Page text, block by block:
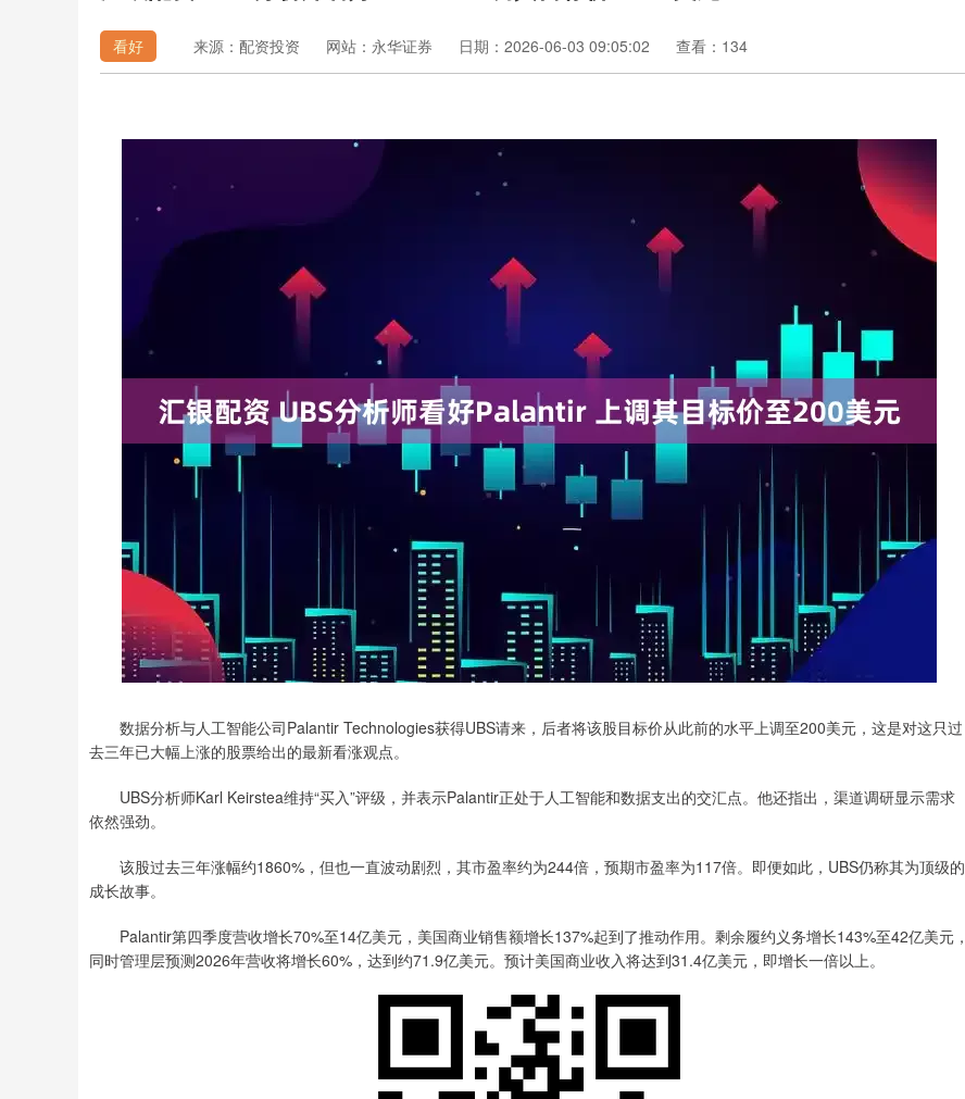
看好 来源：配资投资 网站：永华证券 日期：2026-06-03 09:05:02 查看：134
数据分析与人工智能公司Palantir Technologies获得UBS请来，后者将该股目标价从此前的水平上调至200美元，这是对这只过
去三年已大幅上涨的股票给出的最新看涨观点。
UBS分析师Karl Keirstea维持“买入”评级，并表示Palantir正处于人工智能和数据支出的交汇点。他还指出，渠道调研显示需求
依然强劲。
该股过去三年涨幅约1860%，但也一直波动剧烈，其市盈率约为244倍，预期市盈率为117倍。即便如此，UBS仍称其为顶级的
成长故事。
Palantir第四季度营收增长70%至14亿美元，美国商业销售额增长137%起到了推动作用。剩余履约义务增长143%至42亿美元，
同时管理层预测2026年营收将增长60%，达到约71.9亿美元。预计美国商业收入将达到31.4亿美元，即增长一倍以上。